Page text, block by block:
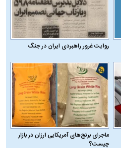
روایت غرور راهبردی ایران در جنگ
ماجرای برنج‌های آمریکایی ارزان در بازار
چیست؟